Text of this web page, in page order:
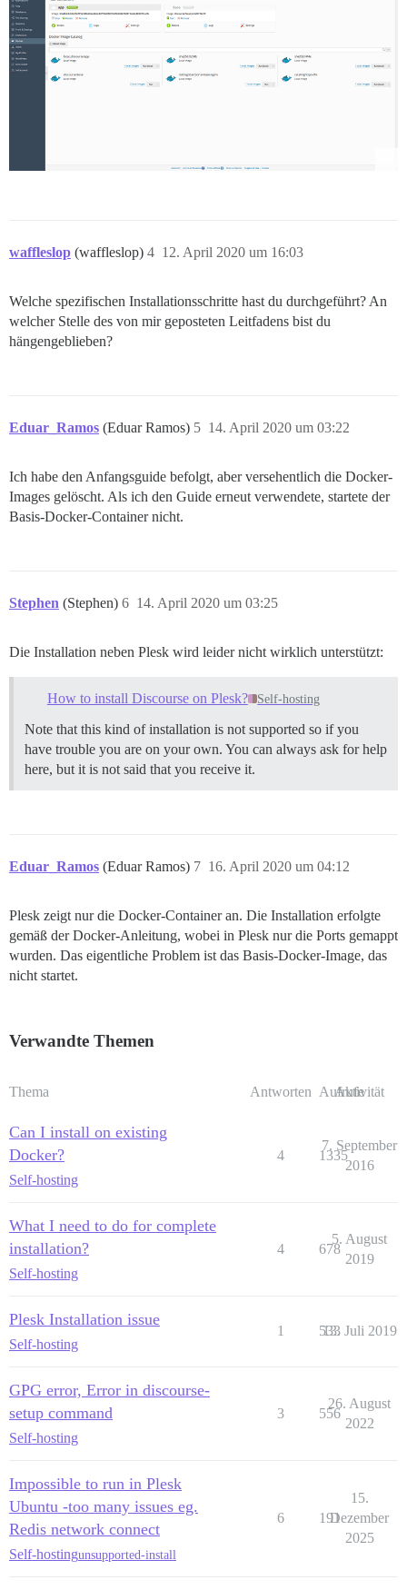
waffleslop (waffleslop) 12. April 2020 um 16:03
4
Welche spezifischen Installationsschritte hast du durchgeführt? An
welcher Stelle des von mir geposteten Leitfadens bist du
hängengeblieben?
Eduar_Ramos (Eduar Ramos) 14. April 2020 um 03:22
5
Ich habe den Anfangsguide befolgt, aber versehentlich die Docker-
Images gelöscht. Als ich den Guide erneut verwendete, startete der
Basis-Docker-Container nicht.
Stephen (Stephen) 14. April 2020 um 03:25
6
Die Installation neben Plesk wird leider nicht wirklich unterstützt:
How to install Discourse on Plesk? Self-hosting
Note that this kind of installation is not supported so if you
have trouble you are on your own. You can always ask for help
here, but it is not said that you receive it.
Eduar_Ramos (Eduar Ramos) 16. April 2020 um 04:12
7
Plesk zeigt nur die Docker-Container an. Die Installation erfolgte
gemäß der Docker-Anleitung, wobei in Plesk nur die Ports gemappt
wurden. Das eigentliche Problem ist das Basis-Docker-Image, das
nicht startet.
Verwandte Themen
Thema Antworten Aufrufe
Aktivität
Can I install on existing
Docker?
Self-hosting
4 1335
7. September
2016
What I need to do for complete
installation?
Self-hosting
4 678
5. August
2019
Plesk Installation issue
Self-hosting
1 533
13. Juli 2019
GPG error, Error in discourse-
setup command
Self-hosting
3 556
26. August
2022
Impossible to run in Plesk
Ubuntu -too many issues eg.
Redis network connect
Self-hostingunsupported-install
6 191
15.
Dezember
2025